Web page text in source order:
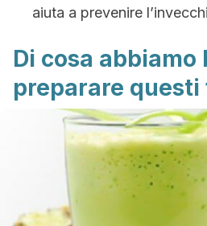
aiuta a prevenire
Di cosa abbiamo
preparare